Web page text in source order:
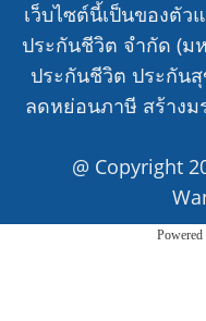
เว็บไซต์นี้เป็นของตั
ประกันชีวิต จำกัด (ม
ประกันชีวิต ประกัน
ลดหย่อนภาษี สร้างม
@ Copyright
Powered